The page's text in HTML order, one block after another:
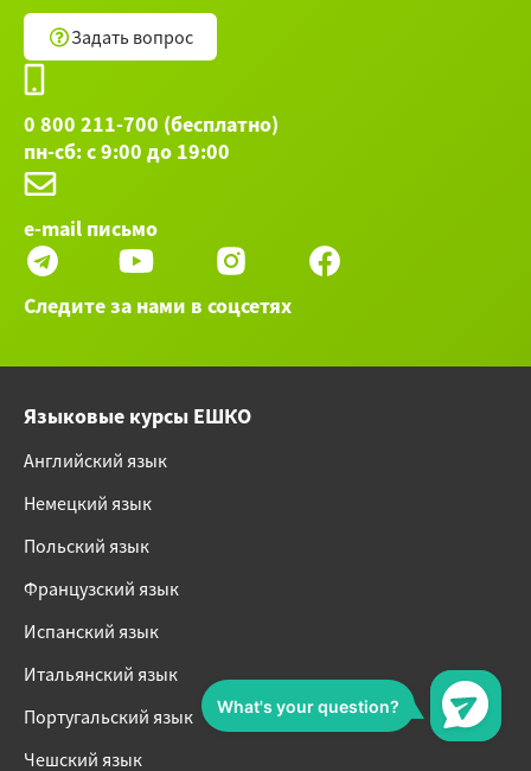
Задать вопрос
0 800 211-700 (бесплатно)
пн-сб: с 9:00 до 19:00
e-mail письмо
Следите за нами в соцсетях
Языковые курсы ЕШКО
Английский язык
Немецкий язык
Польский язык
Французский язык
Испанский язык
Итальянский язык
Португальский язык
Чешский язык